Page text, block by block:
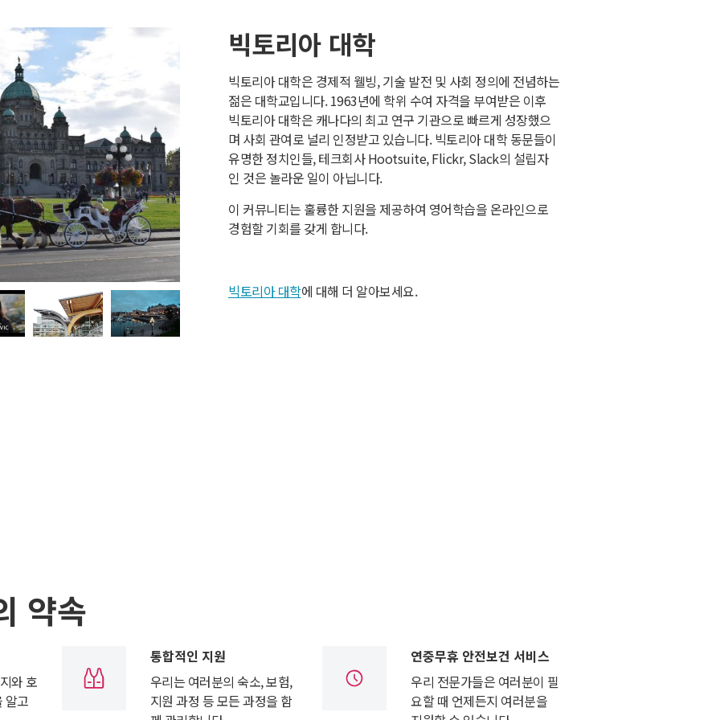
빅토리아 대학
빅토리아 대학은 경제적 웰빙, 기술 발전 및 사회 정의에 전념하는
젊은 대학교입니다. 1963년에 학위 수여 자격을 부여받은 이후
빅토리아 대학은 캐나다의 최고 연구 기관으로 빠르게 성장했으
며 사회 관여로 널리 인정받고 있습니다. 빅토리아 대학 동문들이
유명한 정치인들, 테크회사 Hootsuite, Flickr, Slack의 설립자
인 것은 놀라운 일이 아닙니다.
이 커뮤니티는 훌륭한 지원을 제공하여 영어학습을 온라인으로
경험할 기회를 갖게 합니다.
빅토리아 대학에 대해 더 알아보세요.
약속
와 호
알고
통합적인 지원
우리는 여러분의 숙소, 보험,
지원 과정 등 모든 과정을 함
연중무휴 안전보건 서비스
우리 전문가들은 여러분이 필
요할 때 언제든지 여러분을